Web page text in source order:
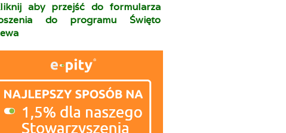
aby przejść do formularza
do programu Święto